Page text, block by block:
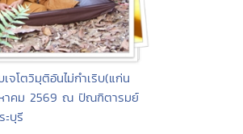
โตวิมุติอันไม่กำเริบ(แก่น
าคม 2569 ณ ปัณฑิตารมย์
ะบุรี